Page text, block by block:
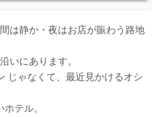
は静か・夜はお店が賑わう路地
いにあります。
じゃなくて、最近見かけるオシ
テル。